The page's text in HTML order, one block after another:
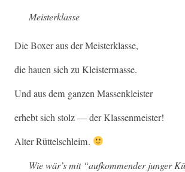
Meis­terk­lasse
Die Box­er aus der Meisterklasse,
die hauen sich zu Kleistermasse.
Und aus dem ganzen Massenkleister
erhebt sich stolz — der Klassenmeister!
Alter Rüt­telschleim.
Wie wär’s mit “aufk­om­mender junger